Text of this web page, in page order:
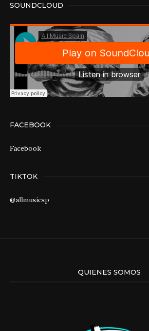
SOUNDCLOUD
FACEBOOK
Facebook
TIKTOK
@allmusicsp
QUIENES SOMOS